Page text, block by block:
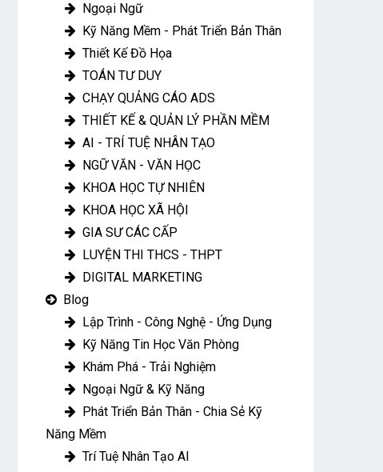
Ngoại Ngữ
Kỹ Năng Mềm - Phát Triển Bản Thân
Thiết Kế Đồ Họa
TOÁN TƯ DUY
CHẠY QUẢNG CÁO ADS
THIẾT KẾ & QUẢN LÝ PHẦN MỀM
AI - TRÍ TUỆ NHÂN TẠO
NGỮ VĂN - VĂN HỌC
KHOA HỌC TỰ NHIÊN
KHOA HỌC XÃ HỘI
GIA SƯ CÁC CẤP
LUYỆN THI THCS - THPT
DIGITAL MARKETING
Blog
Lập Trình - Công Nghệ - Ứng Dụng
Kỹ Năng Tin Học Văn Phòng
Khám Phá - Trải Nghiệm
Ngoại Ngữ & Kỹ Năng
Phát Triển Bản Thân - Chia Sẻ Kỹ
Năng Mềm
Trí Tuệ Nhân Tạo AI